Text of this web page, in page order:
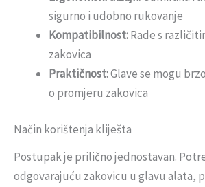
sigurno i udobno rukovanje
Kompatibilnost:Rade s
zakovica
Praktičnost:Glave se mogu
o promjeru zakovica
Način korištenja kliješta
Postupak je prilično jednostavan.
odgovarajuću zakovicu u glavu alata,